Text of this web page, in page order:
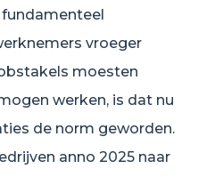
vroeger
moesten
werken, is dat nu
de norm geworden.
anno 2025 naar